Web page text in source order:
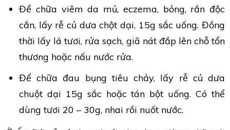
Để chữa viêm da mủ, eczema, bỏng, rắn độc
cắn, lấy rễ củ dưa chột dại, 15g sắc uống. Đồng
thời lấy lá tươi, rửa sạch, giã nát đắp lên chỗ tổn
thương hoặc nấu nước rửa.
Để chữa đau bụng tiêu chảy, lấy rễ củ dưa
chuột dại 15g sắc hoặc tán bột uống. Có thể
dùng tươi 20 – 30g, nhai rồi nuốt nước.